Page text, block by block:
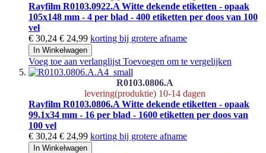
Rayfilm R0103.0922.A Witte dekende etiketten - opaak
105x148 mm - 4 per blad - 400 etiketten per doos van 100
vel
€ 30,24 € 24,99 korting bij grotere afname
In Winkelwagen
Voeg toe aan verlanglijst Toevoegen om te vergelijken
R0103.0806.A
levering(produktie) 10-14 dagen
Rayfilm R0103.0806.A Witte dekende etiketten - opaak
99.1x34 mm - 16 per blad - 1600 etiketten per doos van
100 vel
€ 30,24 € 24,99 korting bij grotere afname
In Winkelwagen